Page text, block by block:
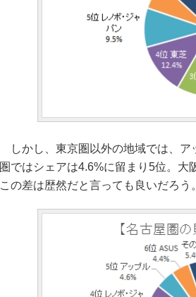
しかし、東京圏以外の地域では、ア
圏ではシェアは4.6%に留まり5位。大
この差は歴然だと言っても良いだろう。